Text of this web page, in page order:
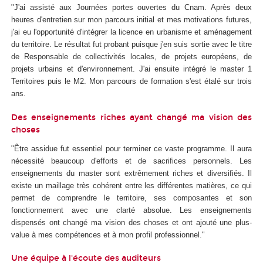
"J'ai assisté aux Journées portes ouvertes du Cnam. Après deux
heures d'entretien sur mon parcours initial et mes motivations futures,
j'ai eu l'opportunité d'intégrer la licence en urbanisme et aménagement
du territoire. Le résultat fut probant puisque j'en suis sortie avec le titre
de Responsable de collectivités locales, de projets européens, de
projets urbains et d'environnement. J'ai ensuite intégré le master 1
Territoires puis le M2. Mon parcours de formation s'est étalé sur trois
ans.
Des enseignements riches ayant changé ma vision des
choses
"Être assidue fut essentiel pour terminer ce vaste programme. Il aura
nécessité beaucoup d'efforts et de sacrifices personnels. Les
enseignements du master sont extrêmement riches et diversifiés. Il
existe un maillage très cohérent entre les différentes matières, ce qui
permet de comprendre le territoire, ses composantes et son
fonctionnement avec une clarté absolue. Les enseignements
dispensés ont changé ma vision des choses et ont ajouté une plus-
value à mes compétences et à mon profil professionnel."
Une équipe à l'écoute des auditeurs